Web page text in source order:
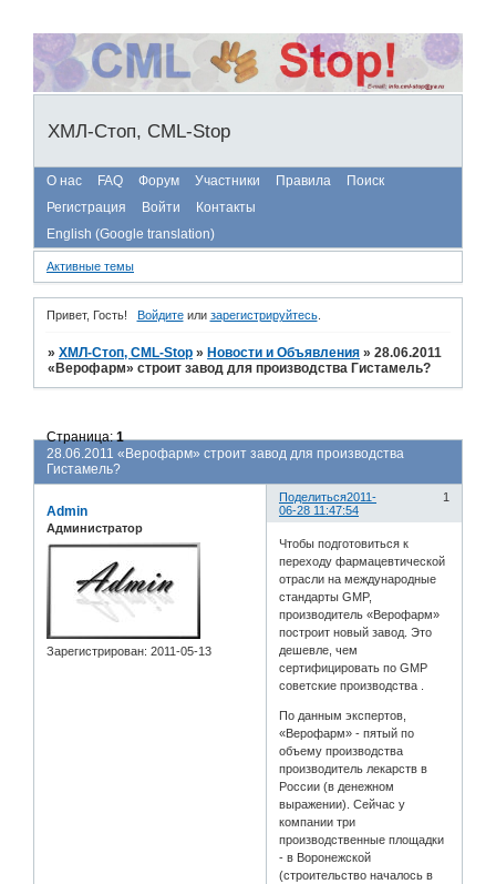
ХМЛ-Стоп, CML-Stop
О нас FAQ Форум Участники Правила
Поиск
Регистрация
Войти
Контакты
English (Google translation)
Активные темы
Привет, Гость! Войдитеили зарегистрируйтесь.
»ХМЛ-Стоп, CML-Stop » Новости и Объявления »28.06.2011
«Верофарм» строит завод для производства Гистамель?
28.06.2011 «Верофарм» строит завод для производства
Гистамель?
Страница:1
Поделиться 1
2011-
06-28 11:47:54
Admin
Администратор
Зарегистрирован: 2011-05-13
Чтобы подготовиться к
переходу фармацевтической
отрасли на международные
стандарты GMP,
производитель «Верофарм»
построит новый завод. Это
дешевле, чем
сертифицировать по GMP
советские производства .
По данным экспертов,
«Верофарм» - пятый по
объему производства
производитель лекарств в
России (в денежном
выражении). Сейчас у
компании три
производственные площадки
- в Воронежской
(строительство началось в